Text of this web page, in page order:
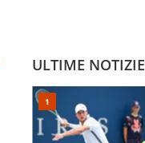
ULTIME NOTIZIE